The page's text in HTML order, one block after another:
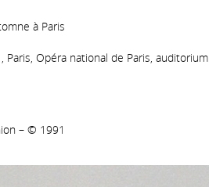
à Paris
Opéra national de Paris, auditorium
– © 1991